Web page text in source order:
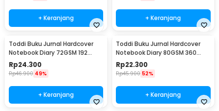
+ Keranjang + Keranjang
Toddi Buku Jurnal Hardcover
Notebook Diary 72GSM 192
Halaman Lined - CW-60
Rp24.300
Rp46.900 49%
+ Keranjang
Toddi Buku Jurnal Hardcover
Notebook Diary 80GSM 360
Halaman Lined - CW-25
Rp22.300
Rp45.900 52%
+ Keranjang